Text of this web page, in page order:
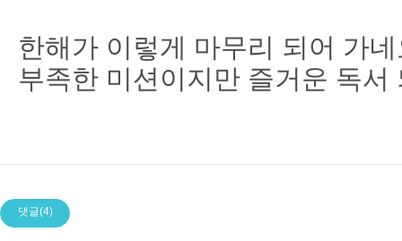
한해가 이렇게 마무리 되어 가
부족한 미션이지만 즐거운 독서
댓글(4)